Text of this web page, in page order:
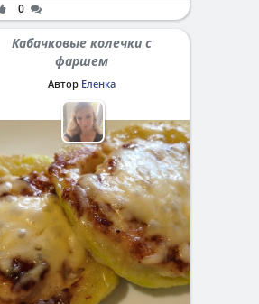
0
Кабачковые колечки с
фаршем
Автор Еленка